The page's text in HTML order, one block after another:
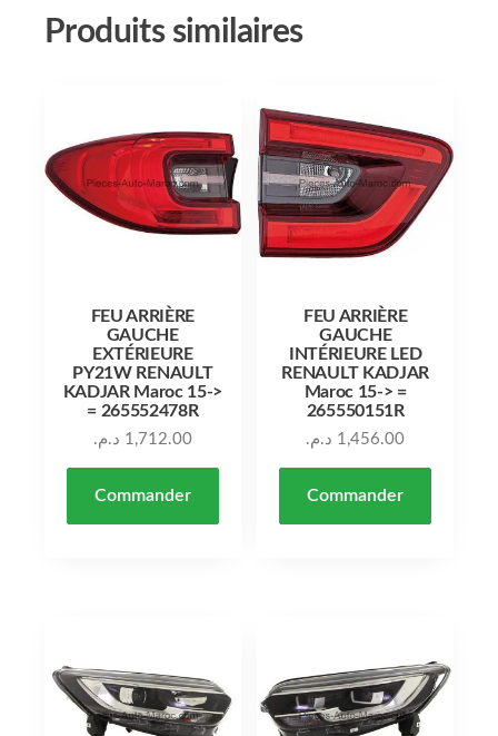
Produits similaires
FEU ARRIÈRE
GAUCHE
EXTÉRIEURE
PY21W RENAULT
KADJAR Maroc 15->
= 265552478R
1,712.00 د.م.
Commander
FEU ARRIÈRE
GAUCHE
INTÉRIEURE LED
RENAULT KADJAR
Maroc 15-> =
265550151R
1,456.00 د.م.
Commander